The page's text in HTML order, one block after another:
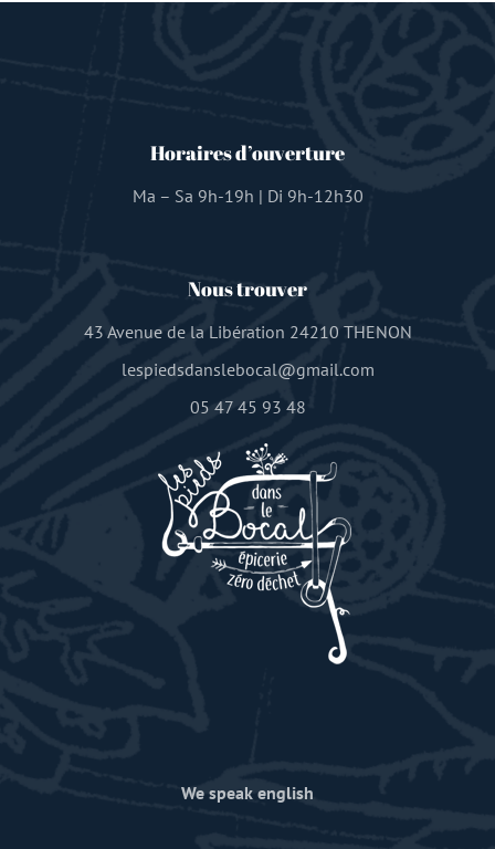
Horaires d’ouverture
Ma – Sa 9h-19h | Di 9h-12h30
Nous trouver
43 Avenue de la Libération 24210 THENON
lespiedsdanslebocal@gmail.com
05 47 45 93 48
We speak english